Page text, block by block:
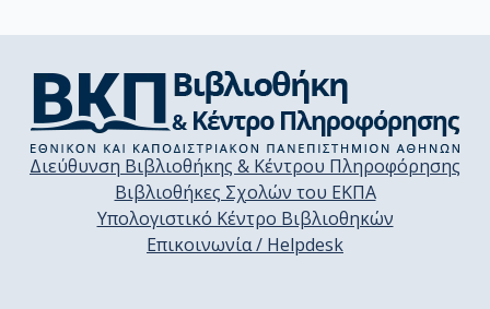
Διεύθυνση Βιβλιοθήκης & Κέντρου Πληροφόρησης
Βιβλιοθήκες Σχολών του ΕΚΠΑ
Υπολογιστικό Κέντρο Βιβλιοθηκών
Επικοινωνία / Helpdesk